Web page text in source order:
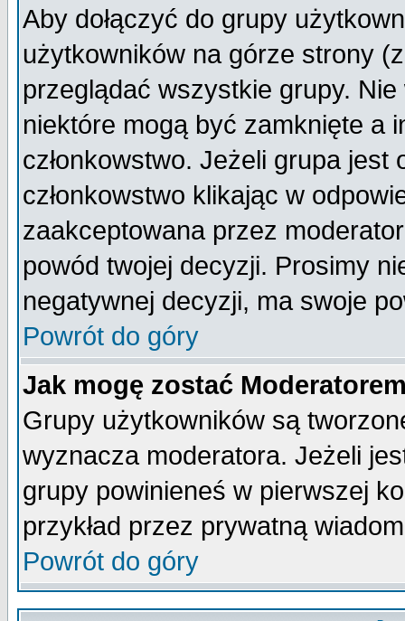
Aby dołączyć do grupy
użytkowników na górze strony
przeglądać wszystkie grupy.
niektóre mogą być zamknięte a
członkowstwo. Jeżeli grupa
członkowstwo klikając w
zaakceptowana przez
powód twojej decyzji. Prosimy
negatywnej decyzji, ma swoje
Powrót do góry
Jak mogę zostać
Grupy użytkowników są
wyznacza moderatora. Jeżeli
grupy powinieneś w pierwszej
przykład przez prywatną
Powrót do góry